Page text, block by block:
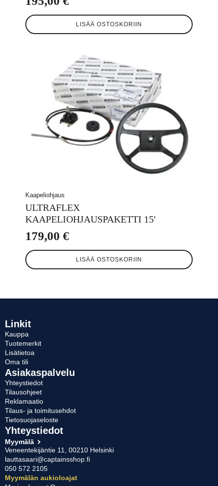
LISÄÄ OSTOSKORIIN
Kaapeliohjaus
ULTRAFLEX
KAAPELIOHJAUSPAKETTI 15′
179,00 €
LISÄÄ OSTOSKORIIN
Linkit
Kauppa
Tuotemerkit
Lisätietoa
Oma tili
Asiakaspalvelu
Yhteystiedot
Tilausohjeet
Reklamaatio
Tilaus- ja toimitusehdot
Tietosuojaseloste
Yhteystiedot
Myymälä
Veneentekijäntie 11, 00210 Helsinki
lauttasaari@captainsshop.fi
050 572 2105
Myymälän aukioloajat